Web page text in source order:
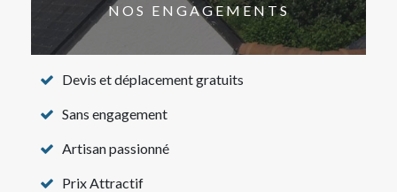
NOS ENGAGEMENTS
Devis et déplacement gratuits
Sans engagement
Artisan passionné
Prix Attractif